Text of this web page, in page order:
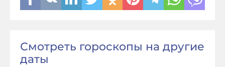
Смотреть гороскопы на другие
даты